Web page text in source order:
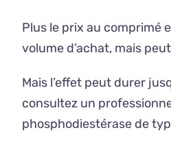
Plus le prix au comprimé
volume d’achat, mais
Mais l’effet peut durer
consultez un
phosphodiestérase de